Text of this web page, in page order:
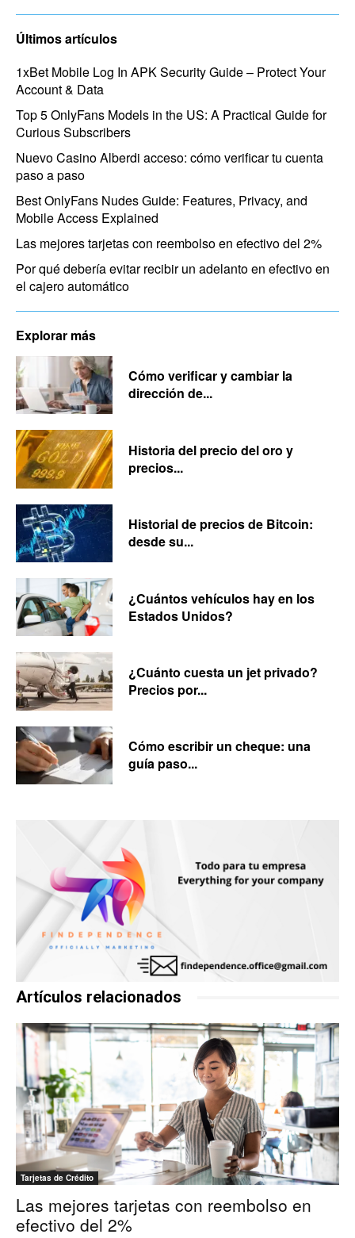
Últimos artículos
1xBet Mobile Log In APK Security Guide – Protect Your
Account & Data
Top 5 OnlyFans Models in the US: A Practical Guide for
Curious Subscribers
Nuevo Casino Alberdi acceso: cómo verificar tu cuenta
paso a paso
Best OnlyFans Nudes Guide: Features, Privacy, and
Mobile Access Explained
Las mejores tarjetas con reembolso en efectivo del 2%
Por qué debería evitar recibir un adelanto en efectivo en
el cajero automático
Explorar más
Cómo verificar y cambiar la
dirección de...
Historia del precio del oro y
precios...
Historial de precios de Bitcoin:
desde su...
¿Cuántos vehículos hay en los
Estados Unidos?
¿Cuánto cuesta un jet privado?
Precios por...
Cómo escribir un cheque: una
guía paso...
Artículos relacionados
Tarjetas de Crédito
Las mejores tarjetas con reembolso en
efectivo del 2%